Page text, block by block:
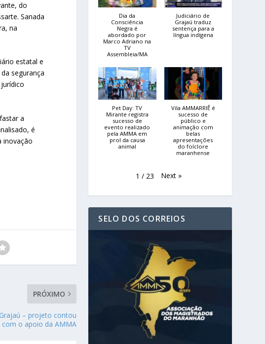
do
Sanada
na
estatal e
segurança
a
é
inovação
PRÓXIMO
– projeto contou
com o apoio da AMMA
Dia da
Consciência
Negra é
abordado por
Marco Adriano na
TV
Assembleia/MA
Judiciário de
Grajaú traduz
sentença para a
língua indígena
Pet Day: TV
Mirante registra
sucesso de
evento realizado
pela AMMA em
prol da causa
animal
Vila AMMARRIÊ é
sucesso de
público e
animação com
belas
apresentações
do folclore
maranhense
1 / 23 Next »
SELO DOS CORREIOS